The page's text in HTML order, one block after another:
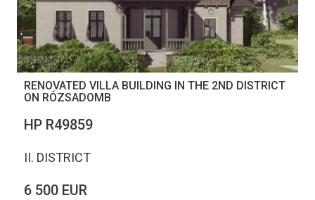
RENOVATED VILLA BUILDING IN THE 2ND DISTRICT
ON RÓZSADOMB
НР R49859
II. DISTRICT
6 500 EUR